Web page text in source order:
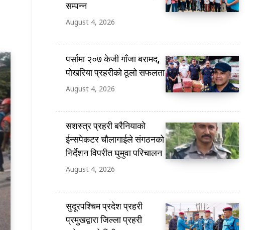
सम्पन्न
August 4, 2026
पर्सामा २०७ केजी गाँजा बरामद,
पोखरिया प्रहरीको ठूलो सफलता
August 4, 2026
सशस्त्र प्रहरी बरैनियाको
ईन्सपेकटर चौलागाईले संगठनको
निर्देशन विपरीत घुमुवा परिचालन
August 4, 2026
सुदूरपश्चिम प्रदेश प्रहरी
प्रमुखद्वारा जिल्ला प्रहरी